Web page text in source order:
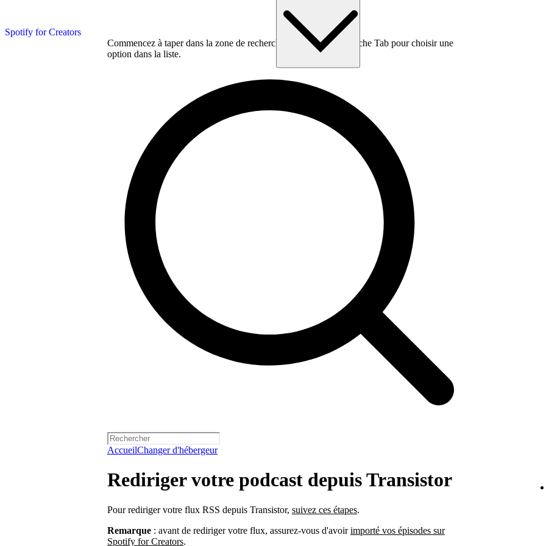
Spotify for Creators
Commencez à taper dans la zone de recherche, puis utilisez la touche Tab pour choisir une
option dans la liste.
AccueilChanger d'hébergeur
Rediriger votre podcast depuis Transistor
Pour rediriger votre flux RSS depuis Transistor, suivez ces étapes.
Remarque : avant de rediriger votre flux, assurez-vous d'avoirimporté vos épisodes sur
Spotify for Creators.